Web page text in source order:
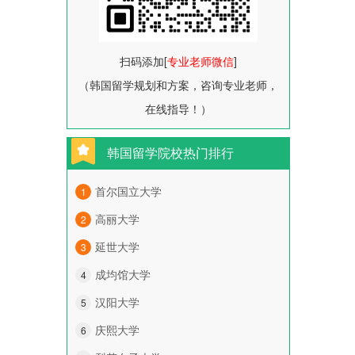
扫码添加[专业老师微信]
（韩国留学规划和方案，咨询专业老师，
在线指导！）
韩国留学院校热门排行
1 首尔国立大学
2 高丽大学
3 延世大学
4 成均馆大学
5 汉阳大学
6 庆熙大学